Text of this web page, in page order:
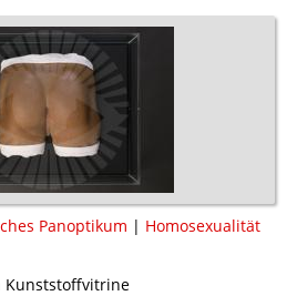
Panoptikum | Homosexualität
Kunststoffvitrine